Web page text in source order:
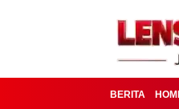
BERITA